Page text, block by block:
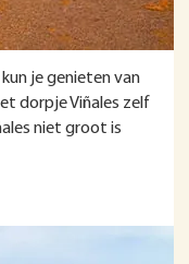
je genieten van
dorpje Viñales zelf
niet groot is